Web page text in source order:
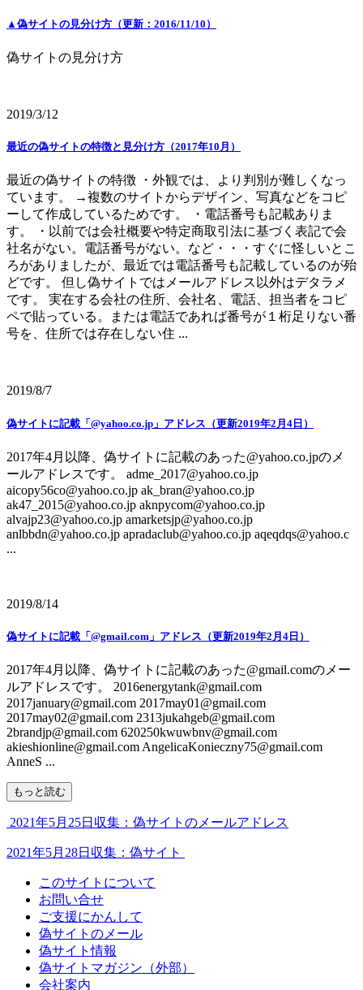
▲偽サイトの見分け方（更新：2016/11/10）
偽サイトの見分け方
2019/3/12
最近の偽サイトの特徴と見分け方（2017年10月）
最近の偽サイトの特徴 ・外観では、より判別が難しくなっ
ています。 →複数のサイトからデザイン、写真などをコピ
ーして作成しているためです。 ・電話番号も記載ありま
す。 ・以前では会社概要や特定商取引法に基づく表記で会
社名がない。電話番号がない。など・・・すぐに怪しいとこ
ろがありましたが、最近では電話番号も記載しているのが殆
どです。 但し偽サイトではメールアドレス以外はデタラメ
です。 実在する会社の住所、会社名、電話、担当者をコピ
ペで貼っている。または電話であれば番号が１桁足りない番
号を、住所では存在しない住 ...
2019/8/7
偽サイトに記載「@yahoo.co.jp」アドレス（更新2019年2月4日）
2017年4月以降、偽サイトに記載のあった@yahoo.co.jpのメ
ールアドレスです。 adme_2017@yahoo.co.jp
aicopy56co@yahoo.co.jp ak_bran@yahoo.co.jp
ak47_2015@yahoo.co.jp aknpycom@yahoo.co.jp
alvajp23@yahoo.co.jp amarketsjp@yahoo.co.jp
anlbbdn@yahoo.co.jp apradaclub@yahoo.co.jp aqeqdqs@yahoo.c
...
2019/8/14
偽サイトに記載「@gmail.com」アドレス（更新2019年2月4日）
2017年4月以降、偽サイトに記載のあった@gmail.comのメー
ルアドレスです。 2016energytank@gmail.com
2017january@gmail.com 2017may01@gmail.com
2017may02@gmail.com 2313jukahgeb@gmail.com
2brandjp@gmail.com 620250kwuwbnv@gmail.com
akieshionline@gmail.com AngelicaKonieczny75@gmail.com
AnneS ...
もっと読む
2021年5月25日収集：偽サイトのメールアドレス
2021年5月28日収集：偽サイト
このサイトについて
お問い合せ
ご支援にかんして
偽サイトのメール
偽サイト情報
偽サイトマガジン（外部）
会社案内